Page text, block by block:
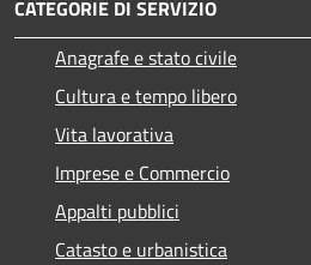
CATEGORIE DI SERVIZIO
Anagrafe e stato civile
Cultura e tempo libero
Vita lavorativa
Imprese e Commercio
Appalti pubblici
Catasto e urbanistica